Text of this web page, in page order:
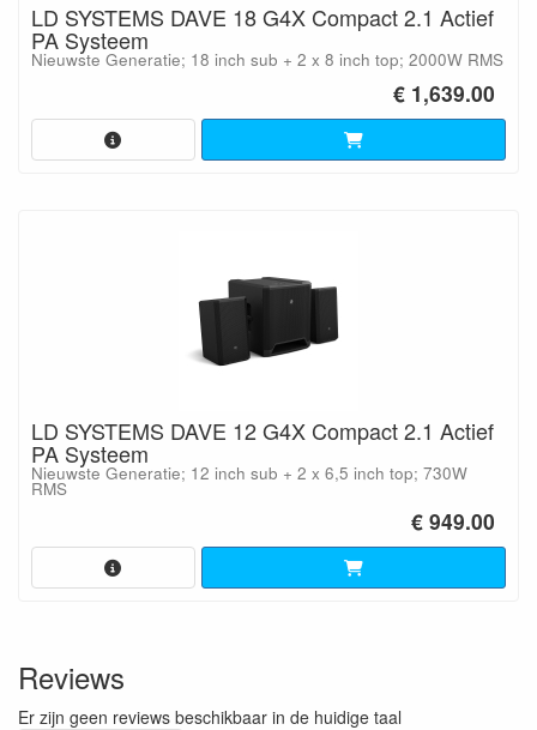
LD SYSTEMS DAVE 18 G4X Compact 2.1 Actief
PA Systeem
Nieuwste Generatie; 18 inch sub + 2 x 8 inch top; 2000W RMS
€ 1,639.00
LD SYSTEMS DAVE 12 G4X Compact 2.1 Actief
PA Systeem
Nieuwste Generatie; 12 inch sub + 2 x 6,5 inch top; 730W
RMS
€ 949.00
Reviews
Er zijn geen reviews beschikbaar in de huidige taal